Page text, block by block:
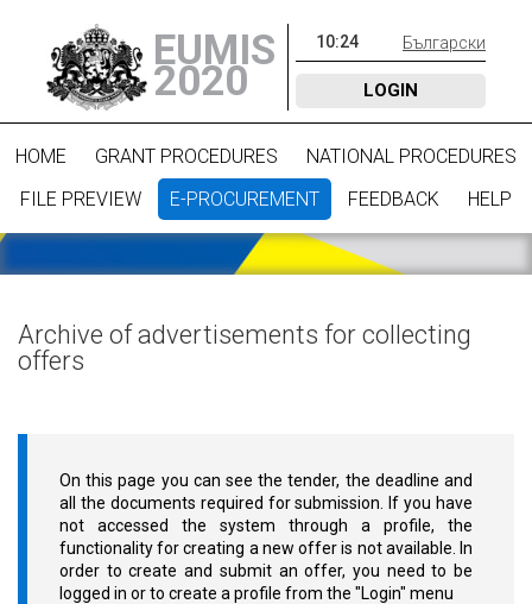
EUMIS
2020
10:24 Български
LOGIN
HOME GRANT PROCEDURES
NATIONAL PROCEDURES
FILE PREVIEW
E-PROCUREMENT FEEDBACK HELP
Archive of advertisements for collecting
offers
On this page you can see the tender, the deadline and
all the documents required for submission. If you have
not accessed the system through a profile, the
functionality for creating a new offer is not available. In
order to create and submit an offer, you need to be
logged in or to create a profile from the "Login" menu